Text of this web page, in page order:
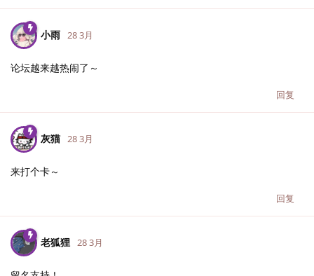
小雨 28 3月
论坛越来越热闹了～
回复
灰猫 28 3月
来打个卡～
回复
老狐狸 28 3月